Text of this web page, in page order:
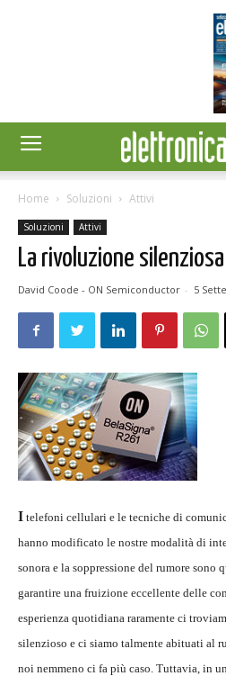
Home Soluzioni Attivi
Soluzioni Attivi
La rivoluzione silenziosa
David Coode - ON Semiconductor - 5
I telefoni cellulari e le tecniche di
hanno modificato le nostre modalità di
sonora e la soppressione del rumore
garantire una fruizione eccellente delle
esperienza quotidiana raramente ci
silenzioso e ci siamo talmente abituati al
noi nemmeno ci fa più caso. Tuttavia, in